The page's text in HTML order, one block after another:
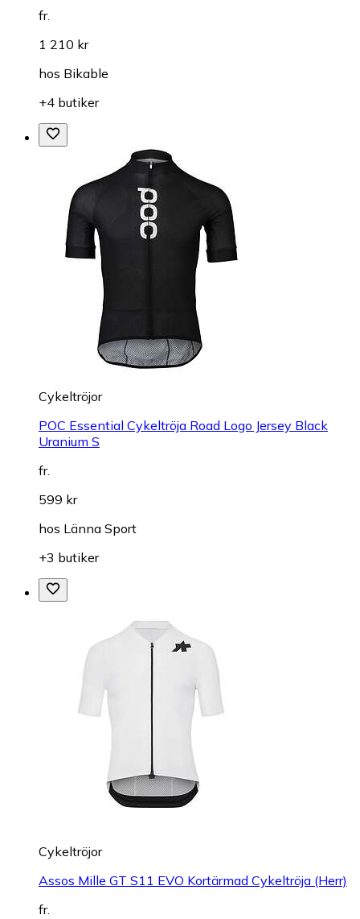
fr.
1 210 kr
hos Bikable
+4 butiker
Cykeltröjor
POC Essential Cykeltröja Road Logo Jersey Black
Uranium S
fr.
599 kr
hos Länna Sport
+3 butiker
Cykeltröjor
Assos Mille GT S11 EVO Kortärmad Cykeltröja (Herr)
fr.